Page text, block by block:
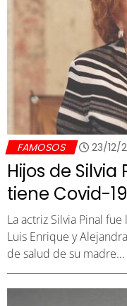
FAMOSOS 23/12/
Hijos de
tiene Covid-
La actriz Silvia Pinal
Luis Enrique y
de salud de su madre…